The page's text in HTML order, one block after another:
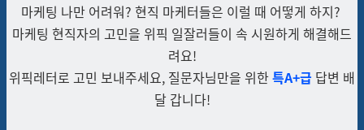
마케팅 나만 어려워? 현직 마케터들은 이럴 때 어떻게 하지?
마케팅 현직자의 고민을 위픽 일잘러들이 속 시원하게 해결해드
려요!
위픽레터로 고민 보내주세요, 질문자님만을 위한특A+급 답변 배
달 갑니다!